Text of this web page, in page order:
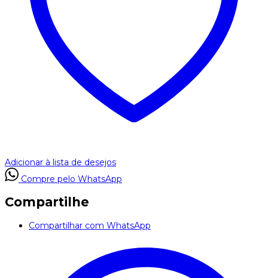
Adicionar à lista de desejos
Compre pelo WhatsApp
Compartilhe
Compartilhar com WhatsApp